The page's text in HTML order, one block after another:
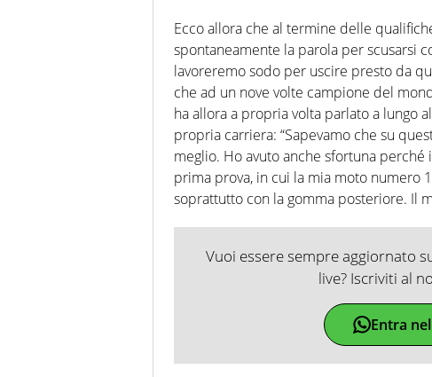
Ecco allora che al termine delle
spontaneamente la parola per scusarsi
lavoreremo sodo per uscire presto da
che ad un nove volte campione del
ha allora a propria volta parlato a lungo
propria carriera: “Sapevamo che su
meglio. Ho avuto anche sfortuna perché
prima prova, in cui la mia moto numero
soprattutto con la gomma posteriore. Il
Vuoi essere sempre aggiornato
live? Iscriviti al
Entra